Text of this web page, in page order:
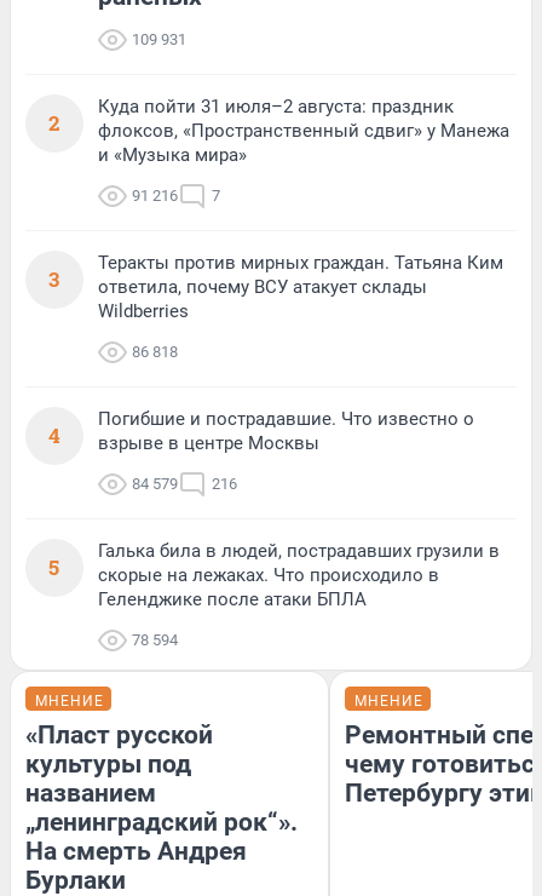
109 931
2
Куда пойти 31 июля–2 августа: праздник
флоксов, «Пространственный сдвиг» у Манежа
и «Музыка мира»
91 216 7
3
Теракты против мирных граждан. Татьяна Ким
ответила, почему ВСУ атакует склады
Wildberries
86 818
4
Погибшие и пострадавшие. Что известно о
взрыве в центре Москвы
84 579 216
5
Галька била в людей, пострадавших грузили в
скорые на лежаках. Что происходило в
Геленджике после атаки БПЛА
78 594
МНЕНИЕ
«Пласт русской
культуры под
названием
„ленинградский рок“».
На смерть Андрея
Бурлаки
МНЕНИЕ
Ремонтный
чему
Петербургу